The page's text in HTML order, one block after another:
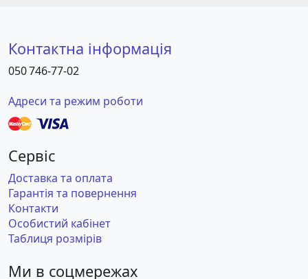
Контактна інформація
050 746-77-02
Адреси та режим роботи
Сервіс
Доставка та оплата
Гарантія та повернення
Контакти
Особистий кабінет
Таблиця розмірів
Ми в соцмережах